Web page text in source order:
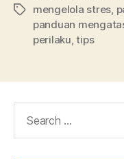
Tagsmengelola stres,
panduan
perilaku,tips